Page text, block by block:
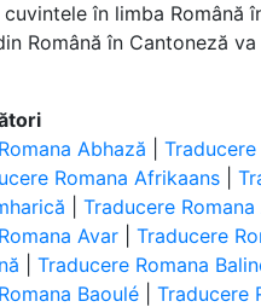
în limba Română
Română în Cantoneză
Abhază |
Romana Afrikaans |
|Traducere Romana
Avar |Traducere
|Traducere Romana
Baoulé |Traducere